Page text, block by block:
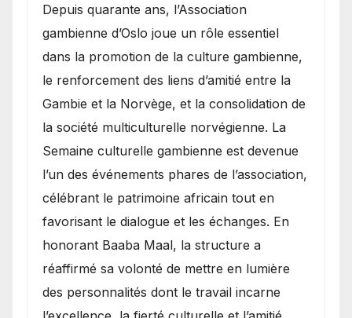
​Depuis quarante ans, l’Association
gambienne d’Oslo joue un rôle essentiel
dans la promotion de la culture gambienne,
le renforcement des liens d’amitié entre la
Gambie et la Norvège, et la consolidation de
la société multiculturelle norvégienne. La
Semaine culturelle gambienne est devenue
l’un des événements phares de l’association,
célébrant le patrimoine africain tout en
favorisant le dialogue et les échanges. En
honorant Baaba Maal, la structure a
réaffirmé sa volonté de mettre en lumière
des personnalités dont le travail incarne